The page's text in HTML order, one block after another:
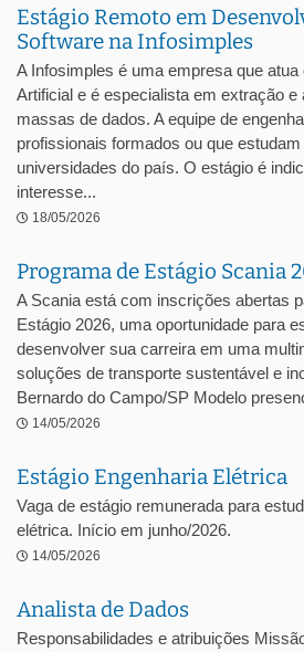
Estágio Remoto em
Software na Infosimples
A Infosimples é uma empresa que
Artificial e é especialista em extração e
massas de dados. A equipe de
profissionais formados ou que
universidades do país. O estágio é
interesse...
18/05/2026
Programa de Estágio Scania
A Scania está com inscrições abertas
Estágio 2026, uma oportunidade para
desenvolver sua carreira em uma
soluções de transporte sustentável e
Bernardo do Campo/SP Modelo
14/05/2026
Estágio Engenharia Elétrica
Vaga de estágio remunerada para
elétrica. Início em junho/2026.
14/05/2026
Analista de Dados
Responsabilidades e atribuições